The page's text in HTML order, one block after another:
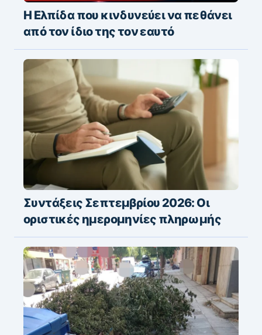
Η Ελπίδα που κινδυνεύει να πεθάνει
από τον ίδιο της τον εαυτό
Συντάξεις Σεπτεμβρίου 2026: Οι
οριστικές ημερομηνίες πληρωμής